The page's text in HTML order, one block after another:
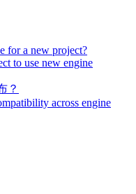
for a new project?
to use new engine
？
across engine